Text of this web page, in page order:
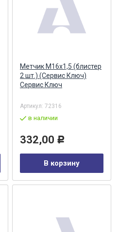
Метчик М16x1,5 (блистер
2 шт.) (Сервис Ключ)
Сервис Ключ
Артикул: 72316
в наличии
332,00 Р
В корзину